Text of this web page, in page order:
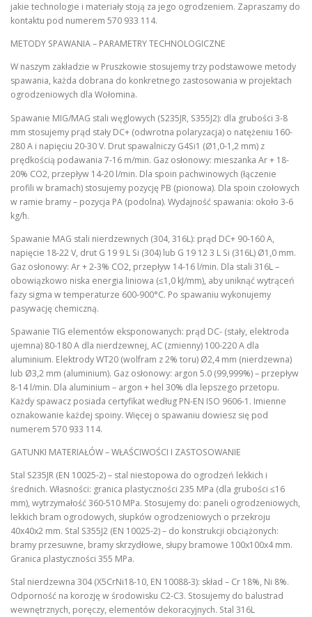
jakie technologie i materiały stoją za jego ogrodzeniem. Zapraszamy do
kontaktu pod numerem 570 933 114.
METODY SPAWANIA – PARAMETRY TECHNOLOGICZNE
W naszym zakładzie w Pruszkowie stosujemy trzy podstawowe metody
spawania, każda dobrana do konkretnego zastosowania w projektach
ogrodzeniowych dla Wołomina.
Spawanie MIG/MAG stali węglowych (S235JR, S355J2): dla grubości 3-8
mm stosujemy prąd stały DC+ (odwrotna polaryzacja) o natężeniu 160-
280 A i napięciu 20-30 V. Drut spawalniczy G4Si1 (Ø1,0-1,2 mm) z
prędkością podawania 7-16 m/min. Gaz osłonowy: mieszanka Ar + 18-
20% CO2, przepływ 14-20 l/min. Dla spoin pachwinowych (łączenie
profili w bramach) stosujemy pozycję PB (pionowa). Dla spoin czołowych
w ramie bramy – pozycja PA (podolna). Wydajność spawania: około 3-6
kg/h.
Spawanie MAG stali nierdzewnych (304, 316L): prąd DC+ 90-160 A,
napięcie 18-22 V, drut G 19 9 L Si (304) lub G 19 12 3 L Si (316L) Ø1,0 mm.
Gaz osłonowy: Ar + 2-3% CO2, przepływ 14-16 l/min. Dla stali 316L –
obowiązkowo niska energia liniowa (≤1,0 kJ/mm), aby uniknąć wytrąceń
fazy sigma w temperaturze 600-900°C. Po spawaniu wykonujemy
pasywację chemiczną.
Spawanie TIG elementów eksponowanych: prąd DC- (stały, elektroda
ujemna) 80-180 A dla nierdzewnej, AC (zmienny) 100-220 A dla
aluminium. Elektrody WT20 (wolfram z 2% toru) Ø2,4 mm (nierdzewna)
lub Ø3,2 mm (aluminium). Gaz osłonowy: argon 5.0 (99,999%) – przepływ
8-14 l/min. Dla aluminium – argon + hel 30% dla lepszego przetopu.
Każdy spawacz posiada certyfikat według PN-EN ISO 9606-1. Imienne
oznakowanie każdej spoiny. Więcej o spawaniu dowiesz się pod
numerem 570 933 114.
GATUNKI MATERIAŁÓW – WŁAŚCIWOŚCI I ZASTOSOWANIE
Stal S235JR (EN 10025-2) – stal niestopowa do ogrodzeń lekkich i
średnich. Własności: granica plastyczności 235 MPa (dla grubości ≤16
mm), wytrzymałość 360-510 MPa. Stosujemy do: paneli ogrodzeniowych,
lekkich bram ogrodowych, słupków ogrodzeniowych o przekroju
40x40x2 mm. Stal S355J2 (EN 10025-2) – do konstrukcji obciążonych:
bramy przesuwne, bramy skrzydłowe, słupy bramowe 100x100x4 mm.
Granica plastyczności 355 MPa.
Stal nierdzewna 304 (X5CrNi18-10, EN 10088-3): skład – Cr 18%, Ni 8%.
Odporność na korozję w środowisku C2-C3. Stosujemy do balustrad
wewnętrznych, poręczy, elementów dekoracyjnych. Stal 316L